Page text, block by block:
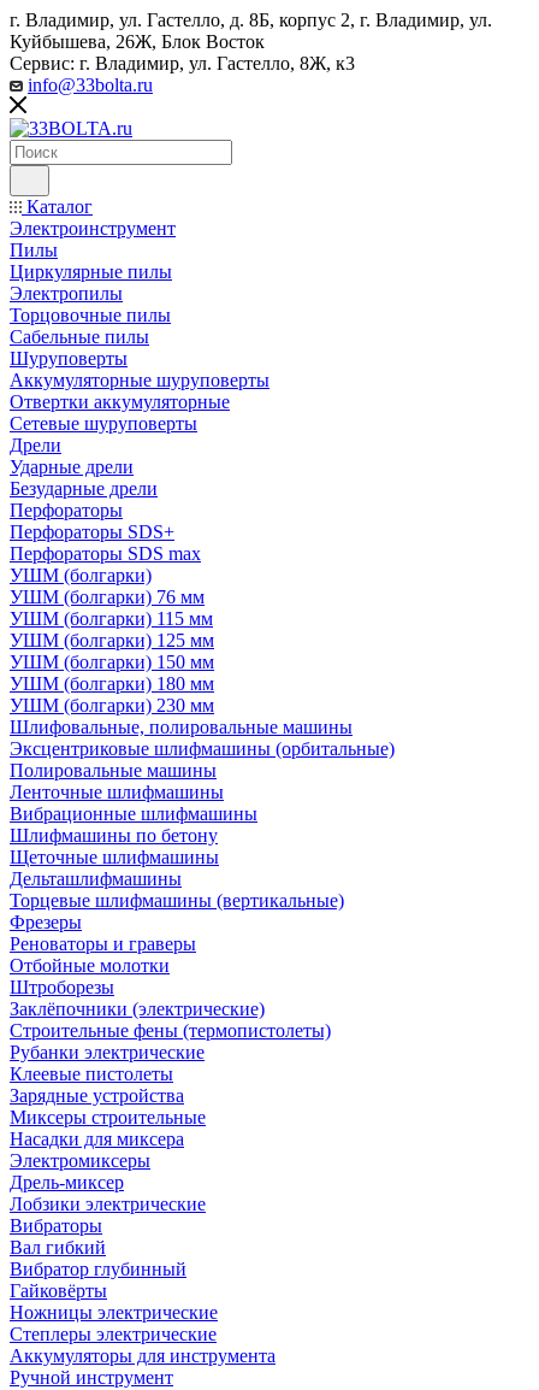
г. Владимир, ул. Гастелло, д. 8Б, корпус 2, г. Владимир, ул. ​
Куйбышева, 26Ж, Блок Восток
Сервис: г. Владимир, ул. Гастелло, 8Ж, к3
info@33bolta.ru
Каталог
Электроинструмент
Пилы
Циркулярные пилы
Электропилы
Торцовочные пилы
Сабельные пилы
Шуруповерты
Аккумуляторные шуруповерты
Отвертки аккумуляторные
Сетевые шуруповерты
Дрели
Ударные дрели
Безударные дрели
Перфораторы
Перфораторы SDS+
Перфораторы SDS max
УШМ (болгарки)
УШМ (болгарки) 76 мм
УШМ (болгарки) 115 мм
УШМ (болгарки) 125 мм
УШМ (болгарки) 150 мм
УШМ (болгарки) 180 мм
УШМ (болгарки) 230 мм
Шлифовальные, полировальные машины
Эксцентриковые шлифмашины (орбитальные)
Полировальные машины
Ленточные шлифмашины
Вибрационные шлифмашины
Шлифмашины по бетону
Щеточные шлифмашины
Дельташлифмашины
Торцевые шлифмашины (вертикальные)
Фрезеры
Реноваторы и граверы
Отбойные молотки
Штроборезы
Заклёпочники (электрические)
Строительные фены (термопистолеты)
Рубанки электрические
Клеевые пистолеты
Зарядные устройства
Миксеры строительные
Насадки для миксера
Электромиксеры
Дрель-миксер
Лобзики электрические
Вибраторы
Вал гибкий
Вибратор глубинный
Гайковёрты
Ножницы электрические
Степлеры электрические
Аккумуляторы для инструмента
Ручной инструмент